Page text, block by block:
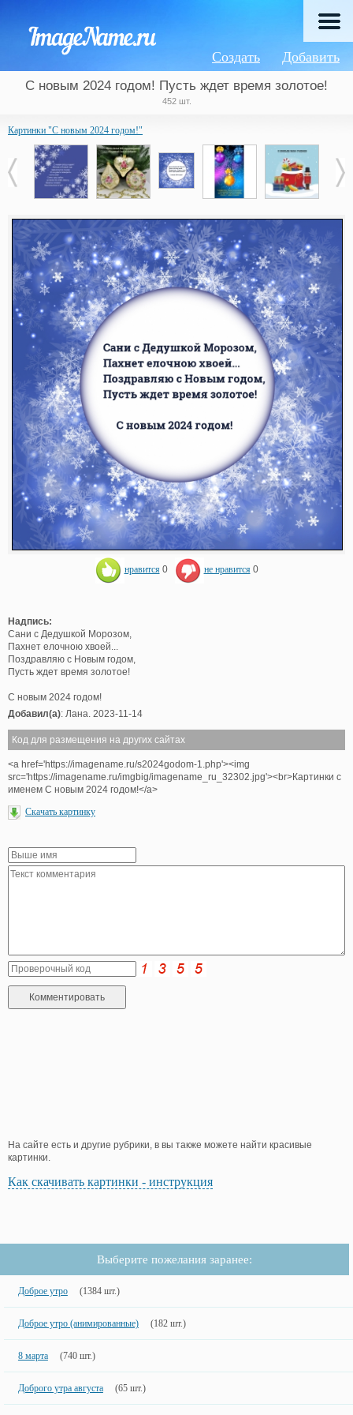
Добавить
Создать
С новым 2024 годом! Пусть ждет время золотое!
452 шт.
Картинки "С новым 2024 годом!"
нравится 0 не нравится 0
Надпись:
Сани с Дедушкой Морозом,
Пахнет елочною хвоей...
Поздравляю с Новым годом,
Пусть ждет время золотое!
С новым 2024 годом!
Добавил(а): Лана. 2023-11-14
Код для размещения на других сайтах
<a href='https://imagename.ru/s2024godom-1.php'><img
src='https://imagename.ru/imgbig/imagename_ru_32302.jpg'><br>Картинки с
именем С новым 2024 годом!</a>
Скачать картинку
На сайте есть и другие рубрики, в вы также можете найти красивые
картинки.
Как скачивать картинки - инструкция
Выберите пожелания заранее:
Доброе утро (1384 шт.)
Доброе утро (анимированные) (182 шт.)
8 марта (740 шт.)
Доброго утра августа (65 шт.)